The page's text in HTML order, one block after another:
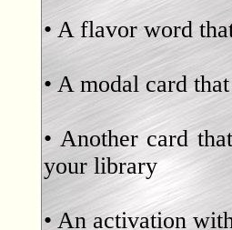
• A flavor word
• A modal card
• Another card
your library
• An activation